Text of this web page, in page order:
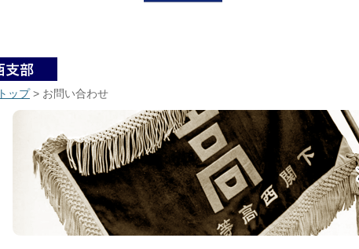
トップ> お問い合わせ